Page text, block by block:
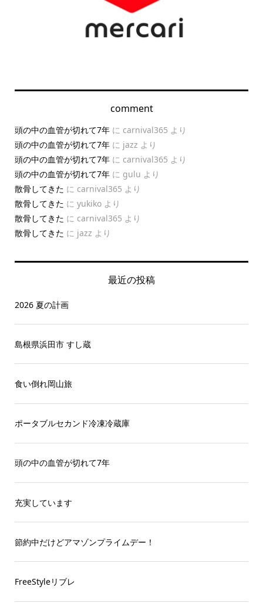
comment
頭の中の血管が切れて7年に carnival365 より
頭の中の血管が切れて7年に jazz より
頭の中の血管が切れて7年に carnival365 より
頭の中の血管が切れて7年に gulu より
散骨してきた に carnival365 より
散骨してきた に yukikoより
散骨してきた に carnival365 より
散骨してきた に jazz より
最近の投稿
2026 夏の計画
島根県浜田市 すし蔵
食い倒れ岡山旅
ポータブルセカンド冷凍冷蔵庫
頭の中の血管が切れて7年
充実しています
節約中だけどアマゾンプライムデー！
FreeStyleリブレ